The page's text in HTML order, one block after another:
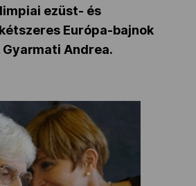
ezüst- és
Európa-bajnok
Gyarmati Andrea.